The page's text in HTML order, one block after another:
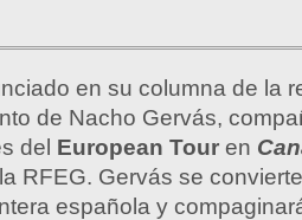
en su columna de la
de Nacho Gervás,
del European Tour en
RFEG. Gervás se
española y